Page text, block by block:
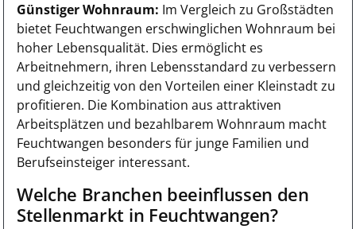
Günstiger Wohnraum: Im Vergleich zu Großstädten
bietet Feuchtwangen erschwinglichen Wohnraum bei
hoher Lebensqualität. Dies ermöglicht es
Arbeitnehmern, ihren Lebensstandard zu verbessern
und gleichzeitig von den Vorteilen einer Kleinstadt zu
profitieren. Die Kombination aus attraktiven
Arbeitsplätzen und bezahlbarem Wohnraum macht
Feuchtwangen besonders für junge Familien und
Berufseinsteiger interessant.
Welche Branchen beeinflussen den
Stellenmarkt in Feuchtwangen?